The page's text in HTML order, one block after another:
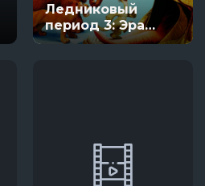
Ледниковый
период 3: Эра
динозавров